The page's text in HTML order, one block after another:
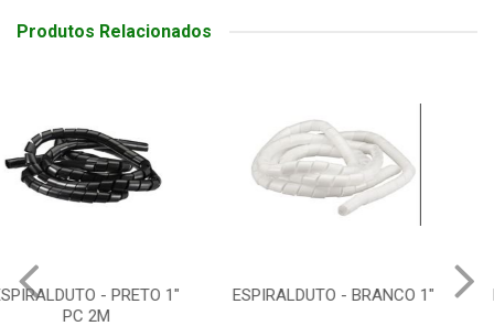
Produtos Relacionados
ESPIRALDUTO - BRANCO 1"
FIXADOR SUPORTE 25 X